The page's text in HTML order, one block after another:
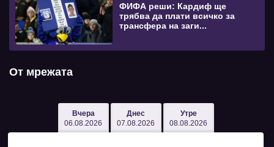
ФИФА реши: Кардиф ще
трябва да плати всичко за
трансфера на заги...
От мрежата
Вчера
06.08.2026
Днес
07.08.2026
Утре
08.08.2026